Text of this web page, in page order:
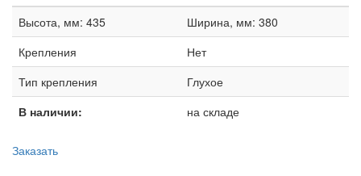
Высота, мм: 435
Ширина, мм: 380
Крепления
Нет
Тип крепления
Глухое
В наличии:
на складе
Заказать